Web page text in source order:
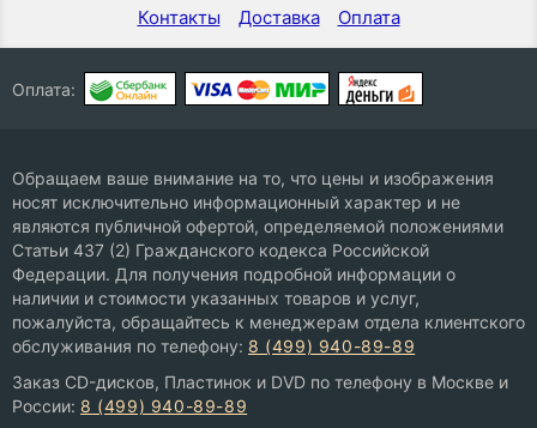
Контакты Доставка Оплата
Оплата:
Обращаем ваше внимание на то, что цены и изображения
носят исключительно информационный характер и не
являются публичной офертой, определяемой положениями
Статьи 437 (2) Гражданского кодекса Российской
Федерации. Для получения подробной информации о
наличии и стоимости указанных товаров и услуг,
пожалуйста, обращайтесь к менеджерам отдела клиентского
обслуживания по телефону: 8 (499) 940-89-89
Заказ CD-дисков, Пластинок и DVD по телефону в Москве и
России: 8 (499) 940-89-89